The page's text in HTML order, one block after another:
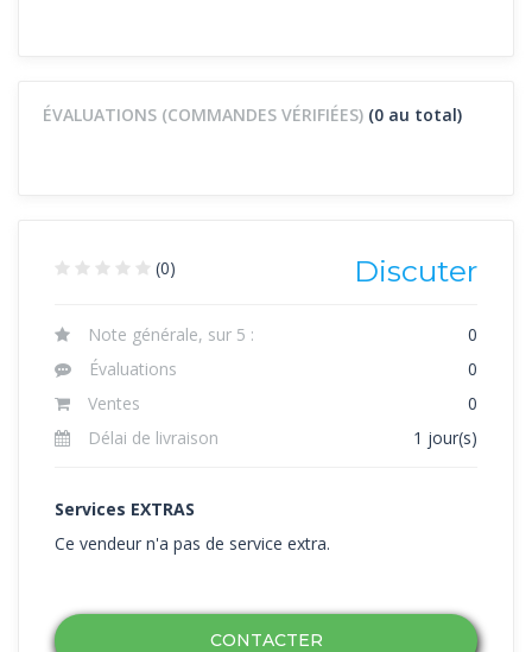
ÉVALUATIONS (COMMANDES VÉRIFIÉES) (0 au total)
(0) Discuter
Note générale, sur 5 :
0
Évaluations
0
Ventes
0
Délai de livraison
1 jour(s)
CONTACTER
Services EXTRAS
Ce vendeur n'a pas de service extra.